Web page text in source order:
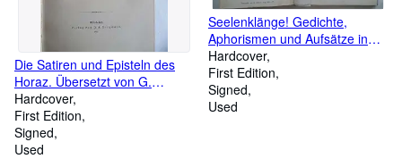
Die Satiren und Episteln des
Horaz. Übersetzt von G.
Eichhorn.
Hardcover
First Edition
Signed
Used
Seelenklänge! Gedichte,
Aphorismen und Aufsätze in
Prosa.
Hardcover
First Edition
Signed
Used